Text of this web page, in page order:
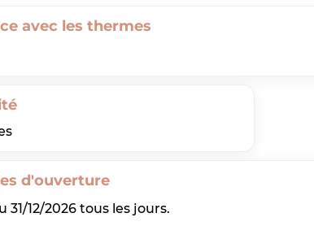
avec les thermes
d'ouverture
31/12/2026 tous les jours.